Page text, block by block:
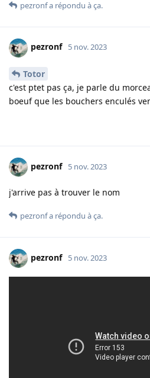
pezronfa répondu à ça.
pezronf 5 nov. 2023
Totor
c'est ptet pas ça, je parle du
boeuf que les bouchers enculés
pezronf 5 nov. 2023
j'arrive pas à trouver le nom
pezronfa répondu à ça.
pezronf 5 nov. 2023